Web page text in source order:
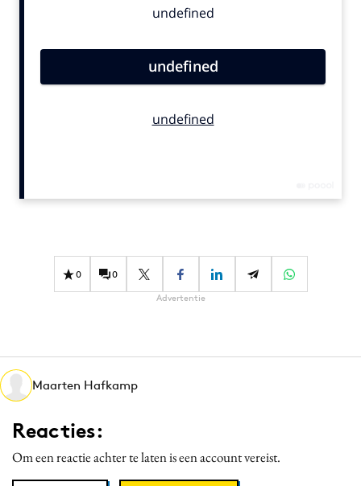
Contentmarketing
Effectiviteit
Gedragsverandering
Martech
Media
Merkstrategie
PR
Programmatic
0 0
Advertentie
Maarten Hafkamp
Reacties:
Om een reactie achter te laten is een account vereist.